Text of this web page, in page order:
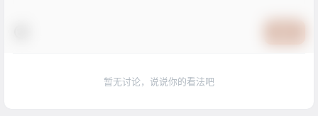
暂无讨论，说说你的看法吧